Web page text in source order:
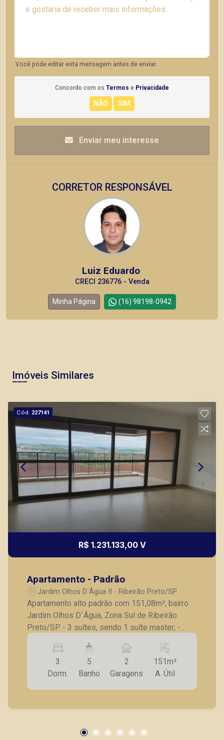
Você pode editar esta mensagem antes de enviar.
Concordo com os Termos e Privacidade
Enviar meu interesse
CORRETOR RESPONSÁVEL
Luiz Eduardo
CRECI 236776 - Venda
Minha Página (16) 98198-0942
Imóveis Similares
Cód. 227141
R$ 1.231.133,00 V
Apartamento - Padrão
Jardim Olhos D`Água II - Ribeirão Preto/SP
Apartamento alto padrão com 151,08m², bairro
Jardim Olhos D`Água, Zona Sul de Ribeirão
Preto/SP. - 3 suítes, sendo 1 suíte master; -
Lavabo; - Sala para 2 ambientes; - Varanda
gourmet; - Cozinha; - Lavanderia; - Banheiro de
serviço; - Laje técnica; - 2 vagas de garagem. A
Piramid tem como objetivo atender seus
clientes com agilidade e segurança, em locação,
nos principais lançamentos da cidade de
3
Dorm.
5
Banho
2
Garagens
151m²
A. Útil